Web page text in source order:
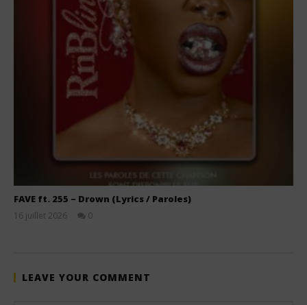
FAVE ft. 255 – Drown (Lyrics / Paroles)
16 juillet 2026
0
LEAVE YOUR COMMENT